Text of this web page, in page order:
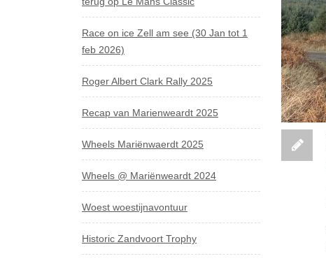
Race on ice Zell am see (30 Jan tot 1
feb 2026)
Roger Albert Clark Rally 2025
Recap van Marienweardt 2025
Wheels Mariënwaerdt 2025
Wheels @ Mariënweardt 2024
Woest woestijnavontuur
Historic Zandvoort Trophy